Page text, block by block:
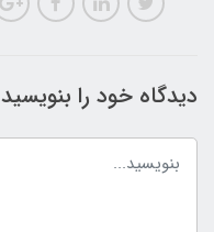
دیدگاه خود را بنویسید